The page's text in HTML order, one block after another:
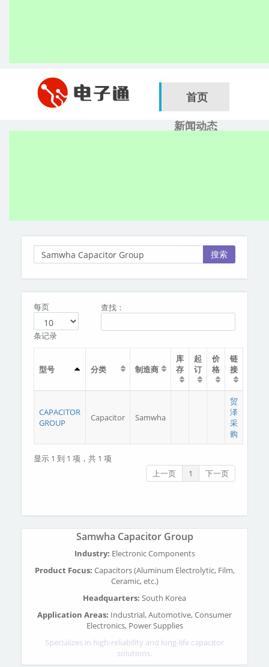
首页
新闻动态
服务商
搜索
每页
条记录
查找：
型号 分类 制造商
库
存
起
订
价
格
链
接
CAPACITOR
GROUP
Capacitor Samwha
贸
泽
采
购
显示 1 到 1 项，共 1 项
上一页
1 下一页
Samwha Capacitor Group
Industry: Electronic Components
Product Focus: Capacitors (Aluminum Electrolytic, Film,
Ceramic, etc.)
Headquarters: South Korea
Application Areas: Industrial, Automotive, Consumer
Electronics, Power Supplies
Specializes in high-reliability and long-life capacitor
solutions.